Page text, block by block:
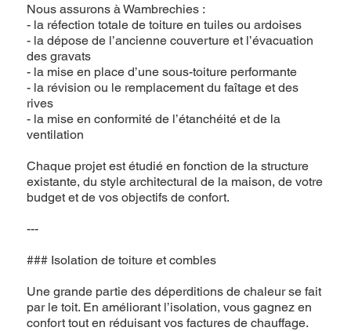
Nous assurons à Wambrechies :
- la réfection totale de toiture en tuiles ou ardoises
- la dépose de l’ancienne couverture et l’évacuation
des gravats
- la mise en place d’une sous-toiture performante
- la révision ou le remplacement du faîtage et des
rives
- la mise en conformité de l’étanchéité et de la
ventilation
Chaque projet est étudié en fonction de la structure
existante, du style architectural de la maison, de votre
budget et de vos objectifs de confort.
---
### Isolation de toiture et combles
Une grande partie des déperditions de chaleur se fait
par le toit. En améliorant l’isolation, vous gagnez en
confort tout en réduisant vos factures de chauffage.